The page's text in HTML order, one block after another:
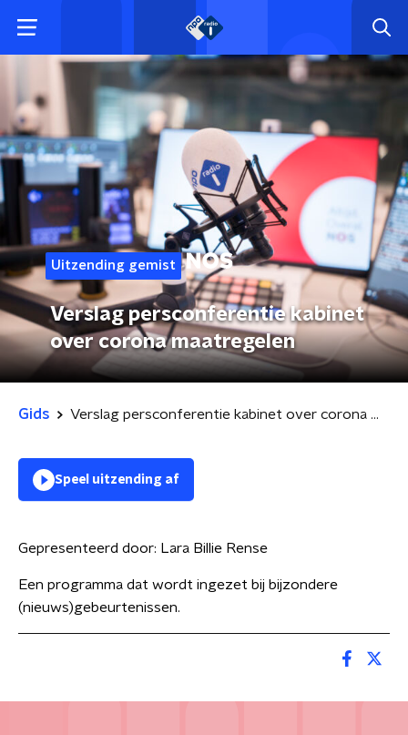
Uitzending gemist
Verslag persconferentie kabinet
over corona maatregelen
Gids Verslag persconferentie kabinet over corona maatregelen
Speel uitzending af
Gepresenteerd door: Lara Billie Rense
Een programma dat wordt ingezet bij bijzondere
(nieuws)gebeurtenissen.